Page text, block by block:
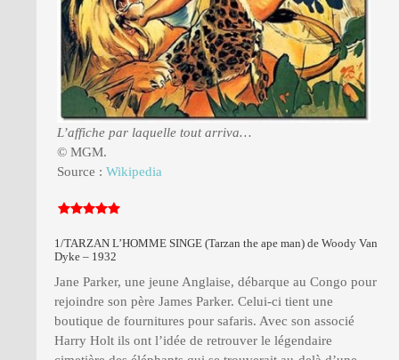
L’affiche par laquelle tout arriva…
© MGM.
Source : Wikipedia
1/TARZAN L’HOMME SINGE (Tarzan the ape man) de Woody Van
Dyke – 1932
Jane Parker, une jeune Anglaise, débarque au Congo pour
rejoindre son père James Parker. Celui-ci tient une
boutique de fournitures pour safaris. Avec son associé
Harry Holt ils ont l’idée de retrouver le légendaire